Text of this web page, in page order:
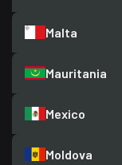
Malta
Mauritania
Mexico
Moldova